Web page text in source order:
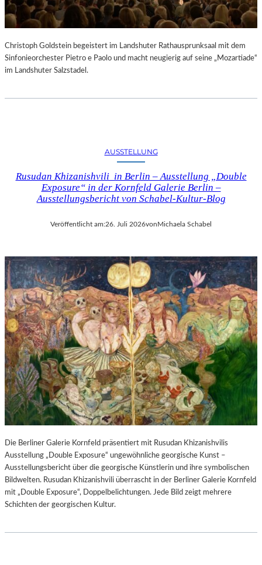
Christoph Goldstein begeistert im Landshuter Rathausprunksaal mit dem
Sinfonieorchester Pietro e Paolo und macht neugierig auf seine „Mozartiade“
im Landshuter Salzstadel.
AUSSTELLUNG
Rusudan Khizanishvili in Berlin – Ausstellung „Double
Exposure“ in der Kornfeld Galerie Berlin –
Ausstellungsbericht von Schabel-Kultur-Blog
Veröffentlicht am:26. Juli 2026von Michaela Schabel
Die Berliner Galerie Kornfeld präsentiert mit Rusudan Khizanishvilis
Ausstellung „Double Exposure“ ungewöhnliche georgische Kunst –
Ausstellungsbericht über die georgische Künstlerin und ihre symbolischen
Bildwelten. Rusudan Khizanishvili überrascht in der Berliner Galerie Kornfeld
mit „Double Exposure“, Doppelbelichtungen. Jede Bild zeigt mehrere
Schichten der georgischen Kultur.